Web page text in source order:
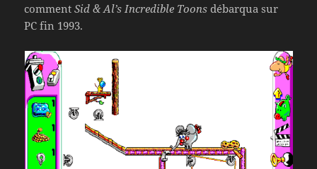
commentSid & Al’s Incredible Toons débarqua sur
PC fin 1993.